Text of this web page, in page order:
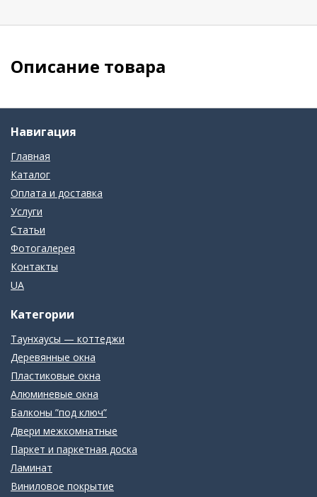
Описание товара
Навигация
Главная
Каталог
Оплата и доставка
Услуги
Статьи
Фотогалерея
Контакты
UA
Категории
Таунхаусы — коттеджи
Деревянные окна
Пластиковые окна
Алюминевые окна
Балконы ”под ключ”
Двери межкомнатные
Паркет и паркетная доска
Ламинат
Виниловое покрытие